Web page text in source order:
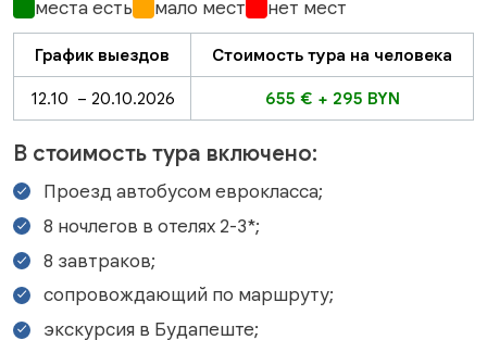
места есть мало мест нет мест
График выездов Стоимость тура на человека
12.10 – 20.10.2026 655 € + 295 BYN
В стоимость тура включено:
Проезд автобусом еврокласса;
8 ночлегов в отелях 2-3*;
8 завтраков;
сопровождающий по маршруту;
экскурсия в Будапеште;